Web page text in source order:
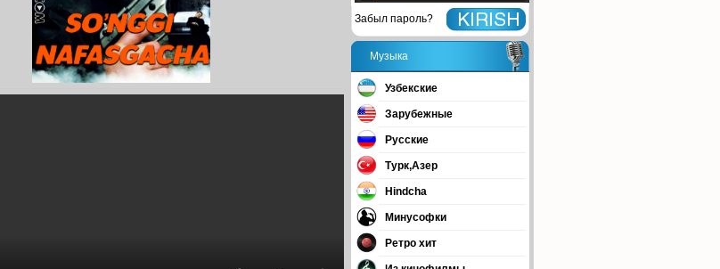
Забыл пароль?
Музыка
Узбекские
Зарубежные
Русские
Турк,Азер
Hindcha
Минусофки
Ретро хит